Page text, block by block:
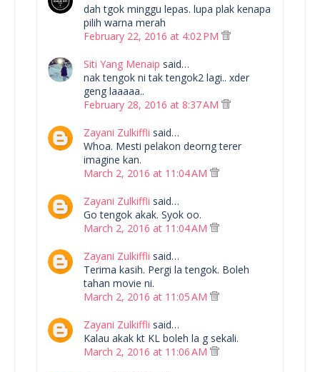
dah tgok minggu lepas. lupa plak kenapa
pilih warna merah
February 22, 2016 at 4:02 PM
Siti Yang Menaip said…
nak tengok ni tak tengok2 lagi.. xder
geng laaaaa..
February 28, 2016 at 8:37 AM
Zayani Zulkiffli said…
Whoa. Mesti pelakon deorng terer
imagine kan.
March 2, 2016 at 11:04 AM
Zayani Zulkiffli said…
Go tengok akak. Syok oo.
March 2, 2016 at 11:04 AM
Zayani Zulkiffli said…
Terima kasih. Pergi la tengok. Boleh
tahan movie ni.
March 2, 2016 at 11:05 AM
Zayani Zulkiffli said…
Kalau akak kt KL boleh la g sekali.
March 2, 2016 at 11:06 AM